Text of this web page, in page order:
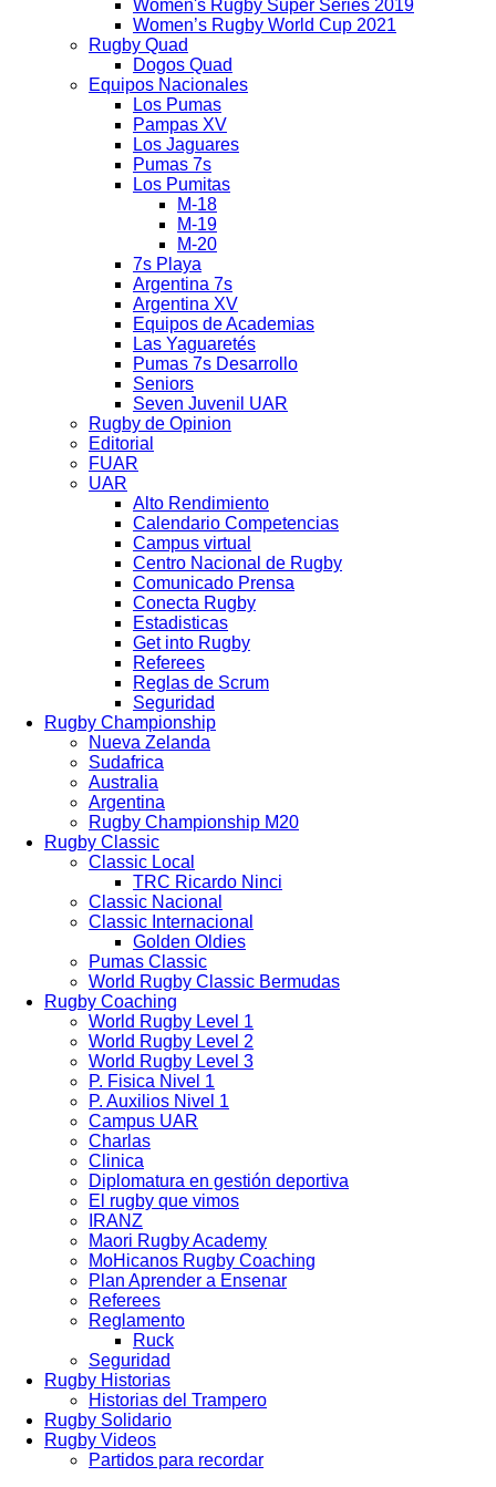
Women's Rugby Super Series 2019
Women’s Rugby World Cup 2021
Rugby Quad
Dogos Quad
Equipos Nacionales
Los Pumas
Pampas XV
Los Jaguares
Pumas 7s
Los Pumitas
M-18
M-19
M-20
7s Playa
Argentina 7s
Argentina XV
Equipos de Academias
Las Yaguaretés
Pumas 7s Desarrollo
Seniors
Seven Juvenil UAR
Rugby de Opinion
Editorial
FUAR
UAR
Alto Rendimiento
Calendario Competencias
Campus virtual
Centro Nacional de Rugby
Comunicado Prensa
Conecta Rugby
Estadisticas
Get into Rugby
Referees
Reglas de Scrum
Seguridad
Rugby Championship
Nueva Zelanda
Sudafrica
Australia
Argentina
Rugby Championship M20
Rugby Classic
Classic Local
TRC Ricardo Ninci
Classic Nacional
Classic Internacional
Golden Oldies
Pumas Classic
World Rugby Classic Bermudas
Rugby Coaching
World Rugby Level 1
World Rugby Level 2
World Rugby Level 3
P. Fisica Nivel 1
P. Auxilios Nivel 1
Campus UAR
Charlas
Clinica
Diplomatura en gestión deportiva
El rugby que vimos
IRANZ
Maori Rugby Academy
MoHicanos Rugby Coaching
Plan Aprender a Ensenar
Referees
Reglamento
Ruck
Seguridad
Rugby Historias
Historias del Trampero
Rugby Solidario
Rugby Videos
Partidos para recordar